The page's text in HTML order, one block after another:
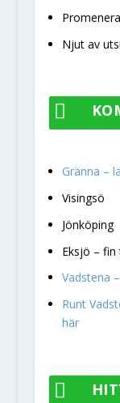
Njut av

Gränna –
Visingsö
Jönköping
Eksjö – fin
Vadstena
Runt
här
